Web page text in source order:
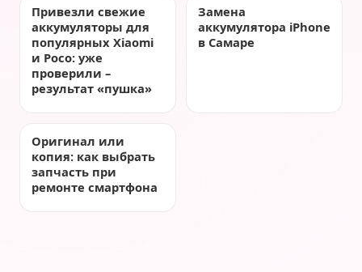
Привезли свежие
аккумуляторы для
популярных Xiaomi
и Poco: уже
проверили –
результат «пушка»
Замена
аккумулятора iPhone
в Самаре
Оригинал или
копия: как выбрать
запчасть при
ремонте смартфона